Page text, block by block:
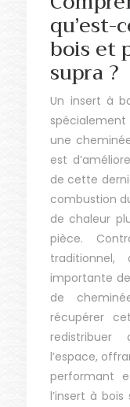
qu’est-
bois et
supra ?
Un insert à
une
est
de cette
combustion
de chaleur
pièce.
importante
de
récupérer
redistribuer
l’espace,
performant
l’insert à